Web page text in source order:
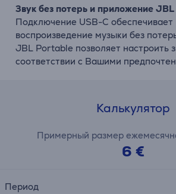
Звук без потерь и приложение
Подключение USB-C обеспечивает
воспроизведение музыки без
JBL Portable позволяет настроить
соответствии с Вашими
Калькулятор
Примерный размер
6 €
Период